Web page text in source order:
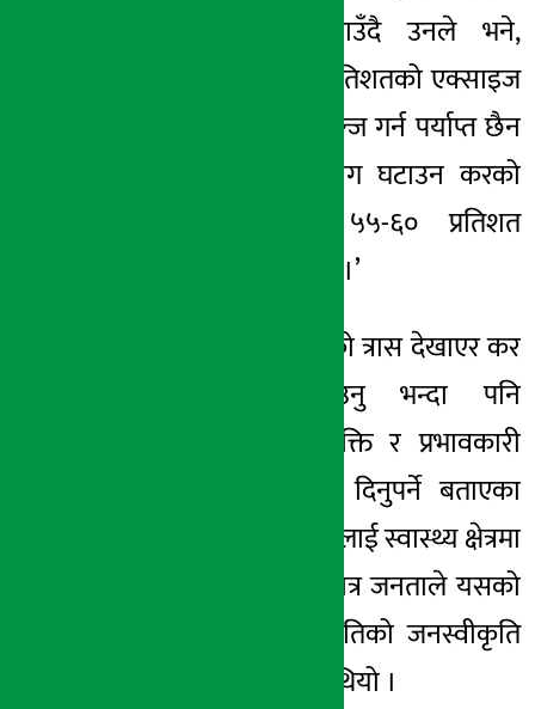
गर्न नसकेको बताउँदै उनले भने,
प्रतिशतकोएक्साइज
ड्युटीले बिहेभियर चेन्ज गर्न पर्याप्त छैन
। हानिकारक उपभोग घटाउन करको
५५-६०प्रतिशत
पुर्याउनु आवश्यक छ ।’
उनले अवैध व्यापारको त्रास देखाएर कर
हिच्किचाउनुभन्दा पनि
राजनीतिक इच्छाशक्ति र प्रभावकारी
कार्यान्वयनमा जोड दिनुपर्ने बताएका
छन् । करको राजस्वलाई स्वास्थ्य क्षेत्रमा
सकेमात्रजनताले यसको
महत्त्व बुझ्ने र करप्रतिकोजनस्वीकृति
बढ्ने उनको धारणा थियो ।